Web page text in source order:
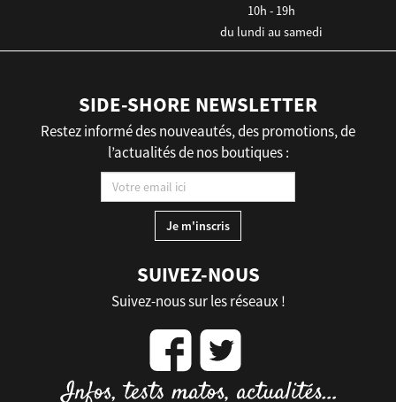
10h - 19h
du lundi au samedi
SIDE-SHORE NEWSLETTER
Restez informé des nouveautés, des promotions, de
l’actualités de nos boutiques :
SUIVEZ-NOUS
Suivez-nous sur les réseaux !